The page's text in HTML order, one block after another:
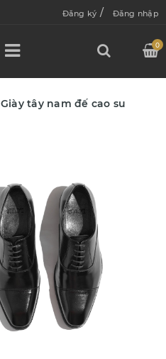
Đăng ký / Đăng nhập
0
Giày tây nam đế cao su